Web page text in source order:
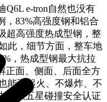
Q6L e-tron自然也没有
，83%高强度钢和铝合
超高强度热成型钢，整
此，细节方面，整车地
，热成型钢最大抗拉
正面、侧面、后面全方
能不起火、不爆炸、不
欧双五星碰撞安全认证